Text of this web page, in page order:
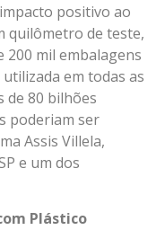
positivo ao
quilômetro de teste,
mil embalagens
em todas as
de 80 bilhões
poderiam ser
Assis Villela,
e um dos
Plástico